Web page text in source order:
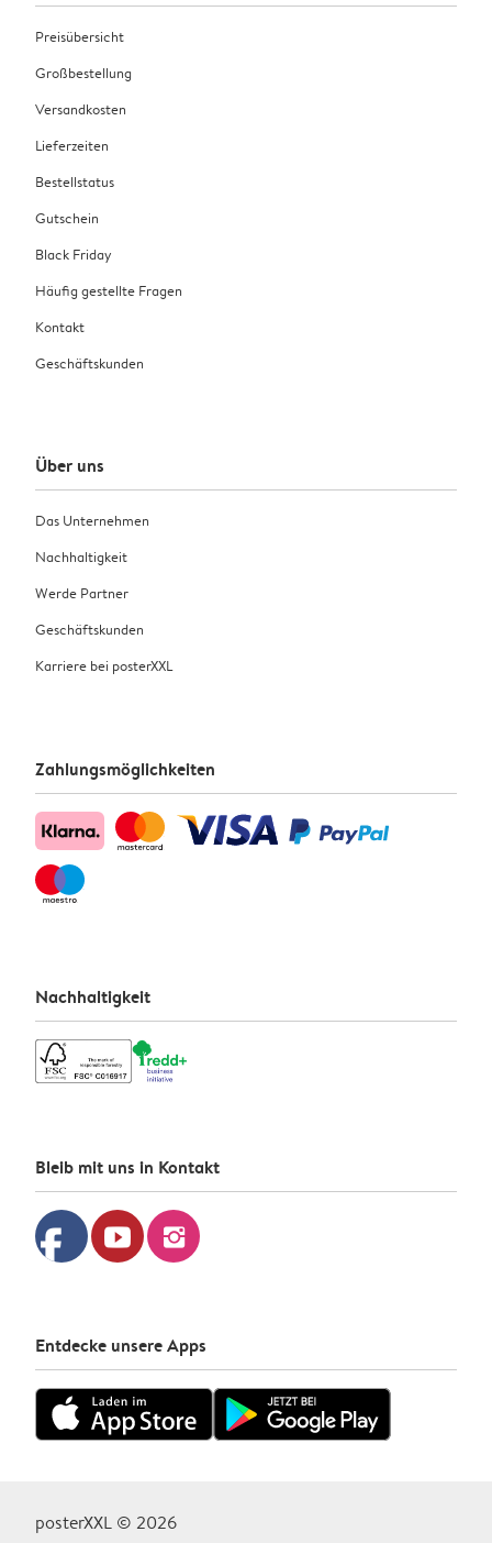
Preisübersicht
Großbestellung
Versandkosten
Lieferzeiten
Bestellstatus
Gutschein
Black Friday
Häufig gestellte Fragen
Kontakt
Geschäftskunden
Über uns
Das Unternehmen
Nachhaltigkeit
Werde Partner
Geschäftskunden
Karriere bei posterXXL
Zahlungsmöglichkeiten
Nachhaltigkeit
Bleib mit uns in Kontakt
facebook youtube instagram
Entdecke unsere Apps
posterXXL © 2026